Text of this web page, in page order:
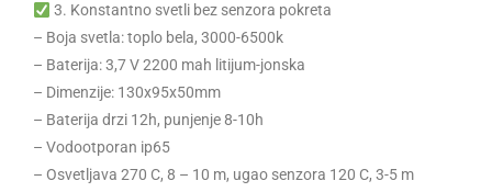
3. Konstantno svetli bez senzora pokreta
– Boja svetla: toplo bela, 3000-6500k
– Baterija: 3,7 V 2200 mah litijum-jonska
– Dimenzije: 130x95x50mm
– Baterija drzi 12h, punjenje 8-10h
– Vodootporan ip65
– Osvetljava 270 C, 8 – 10 m, ugao senzora 120 C, 3-5 m